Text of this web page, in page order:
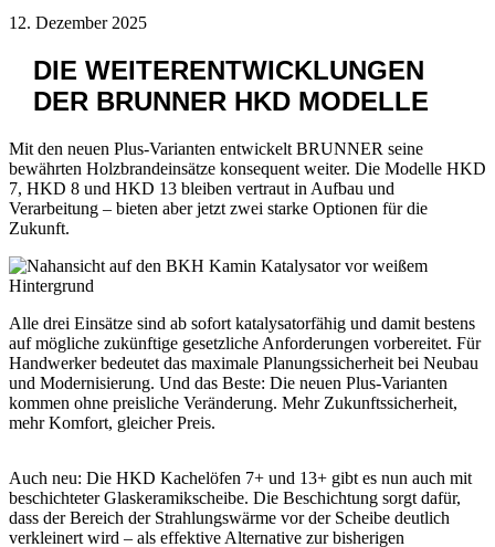
12. Dezember 2025
DIE WEITERENTWICKLUNGEN
DER BRUNNER HKD MODELLE
Mit den neuen Plus-Varianten entwickelt BRUNNER seine
bewährten Holzbrandeinsätze konsequent weiter. Die Modelle HKD
7, HKD 8 und HKD 13 bleiben vertraut in Aufbau und
Verarbeitung – bieten aber jetzt zwei starke Optionen für die
Zukunft.
Alle drei Einsätze sind ab sofort katalysatorfähig und damit bestens
auf mögliche zukünftige gesetzliche Anforderungen vorbereitet. Für
Handwerker bedeutet das maximale Planungssicherheit bei Neubau
und Modernisierung. Und das Beste: Die neuen Plus-Varianten
kommen ohne preisliche Veränderung. Mehr Zukunftssicherheit,
mehr Komfort, gleicher Preis.
Auch neu: Die HKD Kachelöfen 7+ und 13+ gibt es nun auch mit
beschichteter Glaskeramikscheibe. Die Beschichtung sorgt dafür,
dass der Bereich der Strahlungswärme vor der Scheibe deutlich
verkleinert wird – als effektive Alternative zur bisherigen